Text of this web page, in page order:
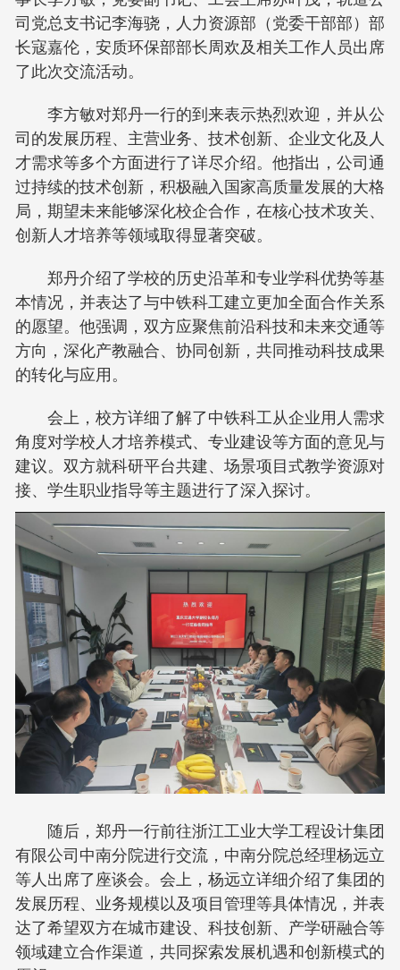
司党总支书记李海骁，人力资源部（党委干部部）部
长寇嘉伦，安质环保部部长周欢及相关工作人员出席
了此次交流活动。
李方敏对郑丹一行的到来表示热烈欢迎，并从公
司的发展历程、主营业务、技术创新、企业文化及人
才需求等多个方面进行了详尽介绍。他指出，公司通
过持续的技术创新，积极融入国家高质量发展的大格
局，期望未来能够深化校企合作，在核心技术攻关、
创新人才培养等领域取得显著突破。
郑丹介绍了学校的历史沿革和专业学科优势等基
本情况，并表达了与中铁科工建立更加全面合作关系
的愿望。他强调，双方应聚焦前沿科技和未来交通等
方向，深化产教融合、协同创新，共同推动科技成果
的转化与应用。
会上，校方详细了解了中铁科工从企业用人需求
角度对学校人才培养模式、专业建设等方面的意见与
建议。双方就科研平台共建、场景项目式教学资源对
接、学生职业指导等主题进行了深入探讨。
随后，郑丹一行前往浙江工业大学工程设计集团
有限公司中南分院进行交流，中南分院总经理杨远立
等人出席了座谈会。会上，杨远立详细介绍了集团的
发展历程、业务规模以及项目管理等具体情况，并表
达了希望双方在城市建设、科技创新、产学研融合等
领域建立合作渠道，共同探索发展机遇和创新模式的